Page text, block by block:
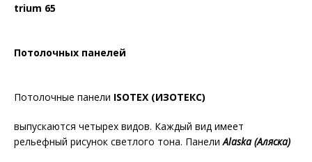
trium 65
Потолочных панелей
Потолочные панели ISOTEX (ИЗОТЕКС)
выпускаются четырех видов. Каждый вид имеет
рельефный рисунок светлого тона. ПанелиAlaska (Аляска)